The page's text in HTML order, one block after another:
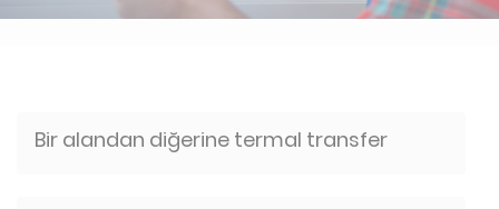
Bir alandan diğerine termal transfer